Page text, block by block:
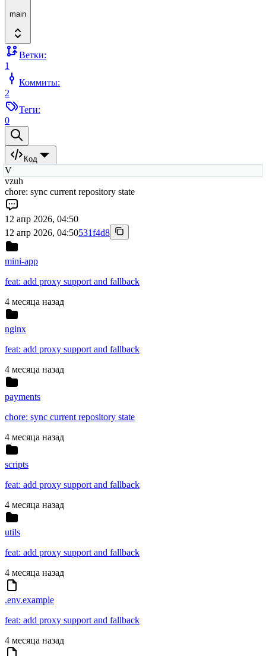
main
Ветки:
1
Коммиты:
2
Теги:
0
Код
V
vzuh
chore: sync current repository state
12 апр 2026, 04:50
12 апр 2026, 04:50531f4d8
mini-app
feat: add proxy support and fallback
4 месяца назад
nginx
feat: add proxy support and fallback
4 месяца назад
payments
chore: sync current repository state
4 месяца назад
scripts
feat: add proxy support and fallback
4 месяца назад
utils
feat: add proxy support and fallback
4 месяца назад
.env.example
feat: add proxy support and fallback
4 месяца назад